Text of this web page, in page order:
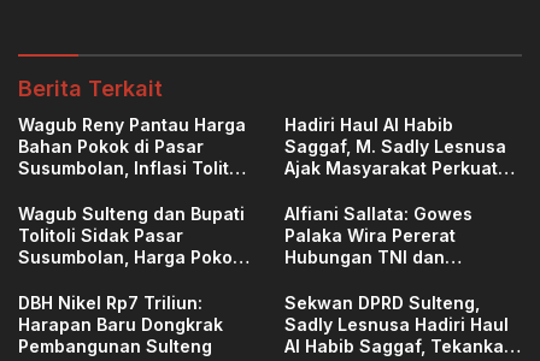
Berita Terkait
Wagub Reny Pantau Harga
Bahan Pokok di Pasar
Susumbolan, Inflasi Tolitoli
Hadiri Haul Al Habib
Saggaf, M. Sadly Lesnusa
Ajak Masyarakat Perkuat
Wagub Sulteng dan Bupati
Tolitoli Sidak Pasar
Susumbolan, Harga Pokok
Alfiani Sallata: Gowes
Palaka Wira Pererat
Hubungan TNI dan
DBH Nikel Rp7 Triliun:
Harapan Baru Dongkrak
Pembangunan Sulteng
Sekwan DPRD Sulteng,
Sadly Lesnusa Hadiri Haul
Al Habib Saggaf, Tekankan